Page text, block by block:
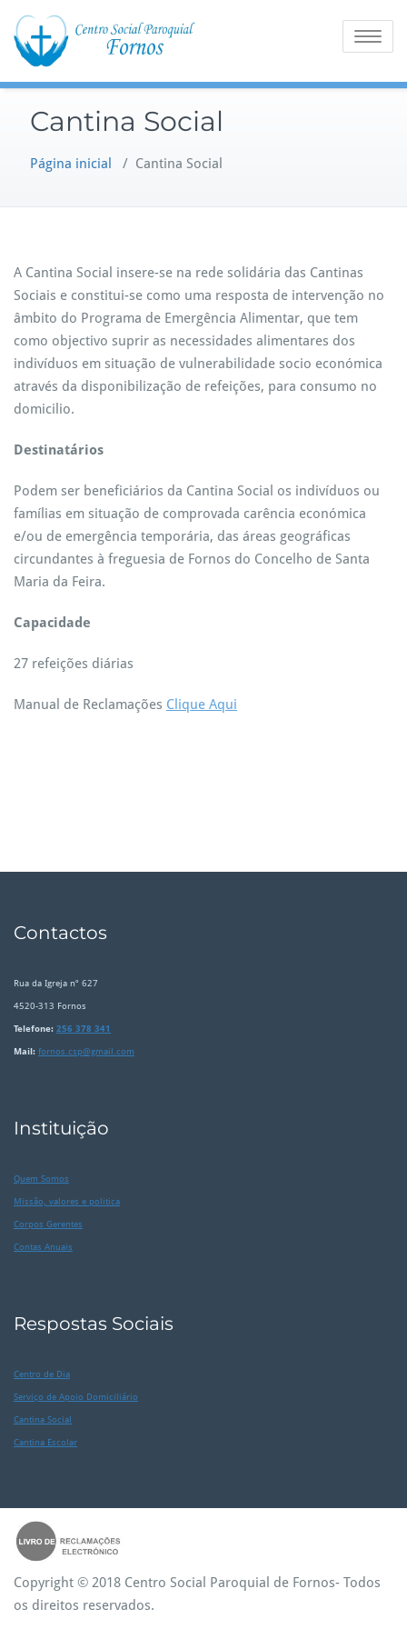
content
Toggle
Cantina Social
Página inicial / Cantina Social
A Cantina Social insere-se na rede solidária das Cantinas
Sociais e constitui-se como uma resposta de intervenção no
âmbito do Programa de Emergência Alimentar, que tem
como objectivo suprir as necessidades alimentares dos
indivíduos em situação de vulnerabilidade socio económica
através da disponibilização de refeições, para consumo no
domicilio.
Destinatários
Podem ser beneficiários da Cantina Social os indivíduos ou
famílias em situação de comprovada carência económica
e/ou de emergência temporária, das áreas geográficas
circundantes à freguesia de Fornos do Concelho de Santa
Maria da Feira.
Capacidade
27 refeições diárias
Manual de Reclamações Clique Aqui
Contactos
Rua da Igreja nº 627
4520-313 Fornos
Telefone: 256 378 341
Mail: fornos.csp@gmail.com
Instituição
Quem Somos
Missão, valores e politica
Corpos Gerentes
Contas Anuais
Respostas Sociais
Centro de Dia
Serviço de Apoio Domiciliário
Cantina Social
Cantina Escolar
Copyright © 2018 Centro Social Paroquial de Fornos- Todos
os direitos reservados.